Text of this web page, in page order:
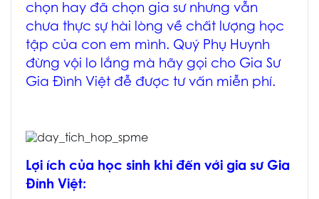
chọn hay đã chọn gia sư nhưng vẫn
chưa thực sự hài lòng về chất lượng học
tập của con em mình. Quý Phụ Huynh
đừng vội lo lắng mà hãy gọi cho Gia Sư
Gia Đình Việt đễ được tư vấn miễn phí.
Lợi ích của học sinh khi đến với gia sư Gia
Đình Việt: